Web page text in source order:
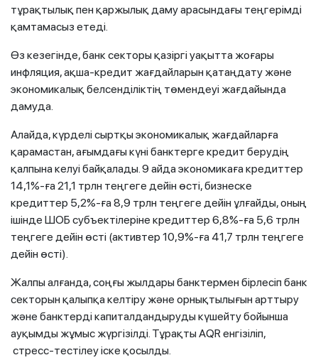
тұрақтылық пен қаржылық даму арасындағы теңгерімді
қамтамасыз етеді.
Өз кезегінде, банк секторы қазіргі уақытта жоғары
инфляция, ақша-кредит жағдайларын қатаңдату және
экономикалық белсенділіктің төмендеуі жағдайында
дамуда.
Алайда, күрделі сыртқы экономикалық жағдайларға
қарамастан, ағымдағы күні банктерге кредит берудің
қалпына келуі байқалады. 9 айда экономикаға кредиттер
14,1%-ға 21,1 трлн теңгеге дейін өсті, бизнеске
кредиттер 5,2%-ға 8,9 трлн теңгеге дейін ұлғайды, оның
ішінде ШОБ субъектілеріне кредиттер 6,8%-ға 5,6 трлн
теңгеге дейін өсті (активтер 10,9%-ға 41,7 трлн теңгеге
дейін өсті).
Жалпы алғанда, соңғы жылдары банктермен бірлесіп банк
секторын қалыпқа келтіру және орнықтылығын арттыру
және банктерді капиталдандыруды күшейту бойынша
ауқымды жұмыс жүргізілді. Тұрақты AQR енгізіліп,
стресс-тестілеу іске қосылды.